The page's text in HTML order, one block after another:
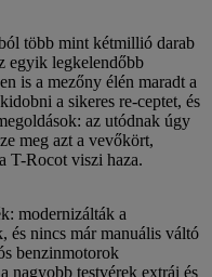
több mint kétmillió darab
egyik legkelendőbb
is a mezőny élén maradt a
a sikeres re-ceptet, és
az utódnak úgy
meg azt a vevőkört,
T-Rocot viszi haza.
modernizálták a
és nincs már manuális váltó
benzinmotorok
nagyobb testvérek extrái és